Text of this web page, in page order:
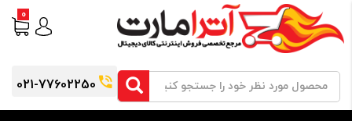
021-77602250
0